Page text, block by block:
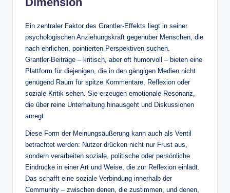
Ein zentraler Faktor des Grantler‑Effekts liegt in seiner
psychologischen Anziehungskraft gegenüber Menschen, die
nach ehrlichen, pointierten Perspektiven suchen.
Grantler‑Beiträge – kritisch, aber oft humorvoll – bieten eine
Plattform für diejenigen, die in den gängigen Medien nicht
genügend Raum für spitze Kommentare, Reflexion oder
soziale Kritik sehen. Sie erzeugen emotionale Resonanz,
die über reine Unterhaltung hinausgeht und Diskussionen
anregt.
Diese Form der Meinungsäußerung kann auch als Ventil
betrachtet werden: Nutzer drücken nicht nur Frust aus,
sondern verarbeiten soziale, politische oder persönliche
Eindrücke in einer Art und Weise, die zur Reflexion einlädt.
Das schafft eine soziale Verbindung innerhalb der
Community – zwischen denen, die zustimmen, und denen,